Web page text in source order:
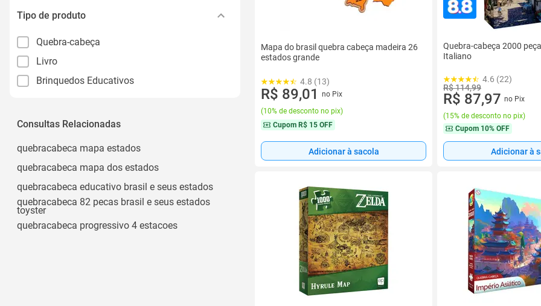
Tipo de produto
Quebra-cabeça
Livro
Brinquedos Educativos
Consultas Relacionadas
quebracabeca mapa estados
quebracabeca mapa dos estados
quebracabeca educativo brasil e seus estados
quebracabeca 82 pecas brasil e seus estados
toyster
quebracabeca progressivo 4 estacoes
Mapa do brasil quebra cabeça madeira 26
estados grande
4.8 (13)
R$ 89,01
no Pix
(10% de desconto no pix)
Cupom R$ 15 OFF
Adicionar à sacola
Quebra-cabeça 2000
Italiano
4.6 (22)
R$ 114,99
R$ 87,97 no Pix
(15% de desconto no pix)
Cupom 10% OFF
Adicionar à